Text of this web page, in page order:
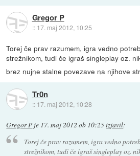
Gregor P
:: 17. maj 2012, 10:25
Torej če prav razumem, igra vedno
strežnikom, tudi če igraš singleplay oz.
brez nujne stalne povezave na njihove
Tr0n
:: 17. maj 2012, 10:28
Gregor P je 17. maj 2012 ob 10:25izjavil:
Torej če prav razumem, igra vedno
strežnikom, tudi če igraš singleplay oz.